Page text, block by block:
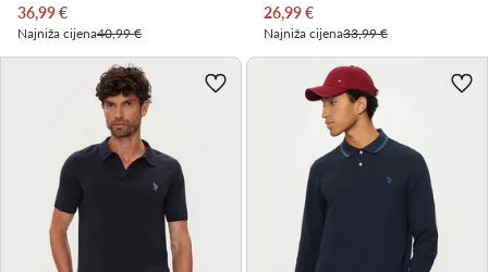
Trenutna cijena
36,99€
Najniža cijena40,99 €
Trenutna cijena
26,99€
Najniža cijena33,99 €